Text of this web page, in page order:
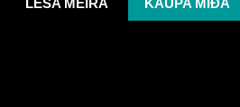
LESA MEIRA KAUPA MIÐA